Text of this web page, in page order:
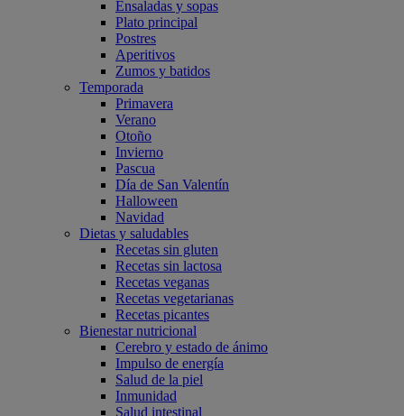
Ensaladas y sopas
Plato principal
Postres
Aperitivos
Zumos y batidos
Temporada
Primavera
Verano
Otoño
Invierno
Pascua
Día de San Valentín
Halloween
Navidad
Dietas y saludables
Recetas sin gluten
Recetas sin lactosa
Recetas veganas
Recetas vegetarianas
Recetas picantes
Bienestar nutricional
Cerebro y estado de ánimo
Impulso de energía
Salud de la piel
Inmunidad
Salud intestinal